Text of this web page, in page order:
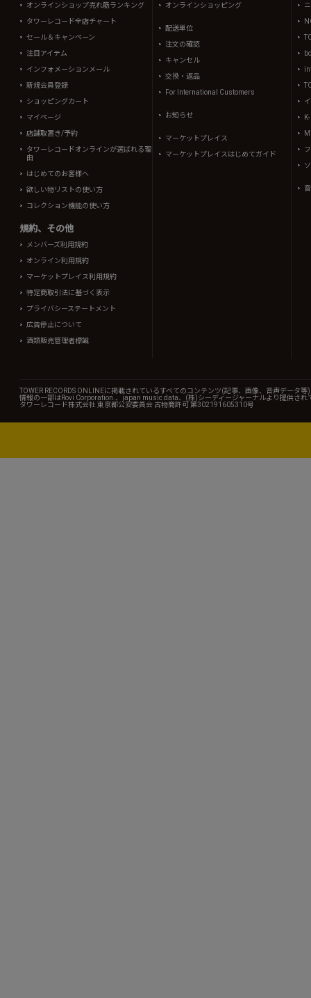
オンラインショップ売れ筋ランキング
タワーレコード全店チャート
セール＆キャンペーン
注目アイテム
インフォメーションメール
新規会員登録
ショッピングカート
マイページ
店舗取置き/予約
タワーレコードオンラインが選ばれる理
由
はじめてのお客様へ
欲しい物リストの使い方
コレクション機能の使い方
規約、その他
メンバーズ利用規約
オンライン利用規約
マーケットプレイス利用規約
特定商取引法に基づく表示
プライバシーステートメント
広告停止について
酒類販売管理者標識
オンラインショッピング
配送単位
注文の確認
キャンセル
交換・返品
For International Customers
お知らせ
マーケットプレイス
マーケットプレイスはじめてガイド
TOWER RECORDS ONLINEに掲載されているすべてのコンテンツ(記事、画像、音声データ
情報の一部はRovi Corporation.、japan music data、(株)シーディージャーナルより提供され
タワーレコード株式会社 東京都公安委員会 古物商許可 第302191605310号